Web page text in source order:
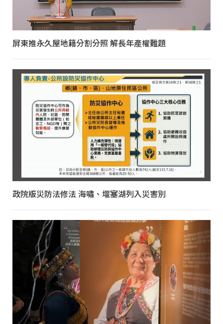
屏東推永久屋地籍分割分照 解長年產權難題
政院版災防法修法 海嘯、堰塞湖列入災害別